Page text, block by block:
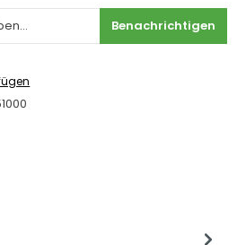
Benachrichtigen